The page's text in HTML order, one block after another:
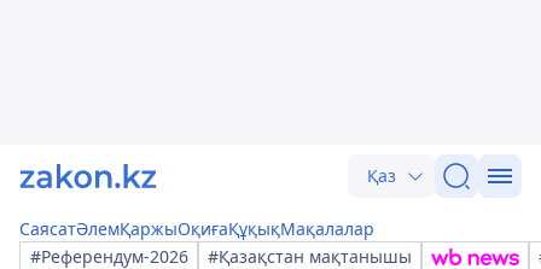
Қаз
СаясатӘлемҚаржыОқиғаҚұқықМақалалар
#Референдум-2026
#Қазақстан мақтанышы